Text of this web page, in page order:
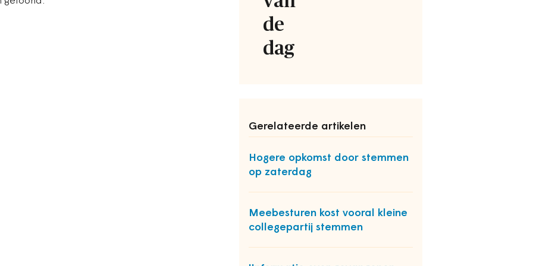
de
dag
Gerelateerde artikelen
Hogere opkomst door stemmen
op zaterdag
Meebesturen kost vooral kleine
collegepartij stemmen